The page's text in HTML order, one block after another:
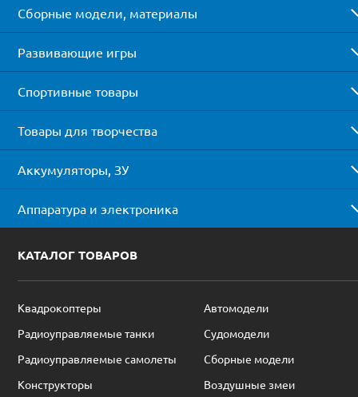
Сборные модели, материалы
Развивающие игры
Спортивные товары
Товары для творчества
Аккумуляторы, ЗУ
Аппаратура и электроника
КАТАЛОГ ТОВАРОВ
Квадрокоптеры
Автомодели
Радиоуправляемые танки
Судомодели
Радиоуправляемые самолеты
Сборные модели
Конструкторы
Воздушные змеи